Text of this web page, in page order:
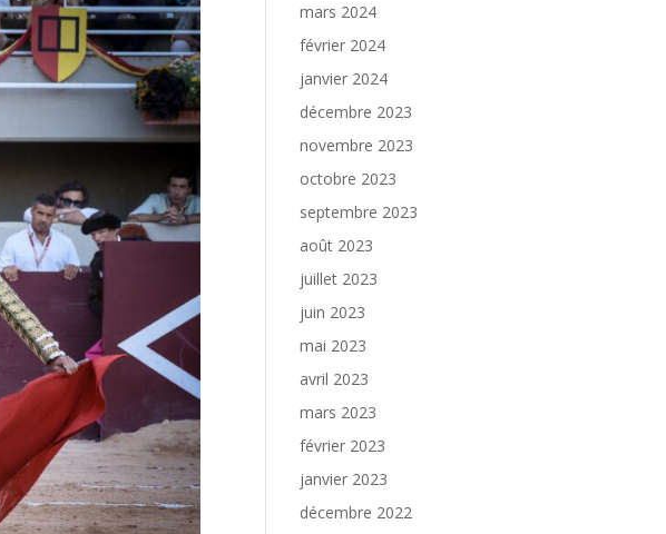
mars 2024
février 2024
janvier 2024
décembre 2023
novembre 2023
octobre 2023
septembre 2023
août 2023
juillet 2023
juin 2023
mai 2023
avril 2023
mars 2023
février 2023
janvier 2023
décembre 2022